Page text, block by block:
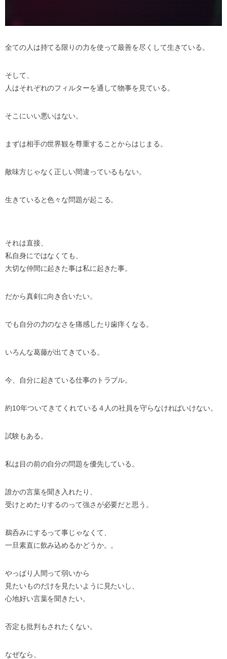
全ての人は持てる限りの力を使って最善を尽くして生きている。
そして、
人はそれぞれのフィルターを通して物事を見ている。
そこにいい悪いはない。
まずは相手の世界観を尊重することからはじまる。
敵味方じゃなく正しい間違っているもない。
生きていると色々な問題が起こる。
それは直接、
私自身にではなくても、
大切な仲間に起きた事は私に起きた事。
だから真剣に向き合いたい。
でも自分の力のなさを痛感したり歯痒くなる。
いろんな葛藤が出てきている。
今、自分に起きている仕事のトラブル。
約10年ついてきてくれている４人の社員を守らなければいけない。
試験もある。
私は目の前の自分の問題を優先している。
誰かの言葉を聞き入れたり、
受けとめたりするのって強さが必要だと思う。
鵜呑みにするって事じゃなくて、
一旦素直に飲み込めるかどうか。。
やっぱり人間って弱いから
見たいものだけを見たいように見たいし、
心地好い言葉を聞きたい。
否定も批判もされたくない。
なぜなら、